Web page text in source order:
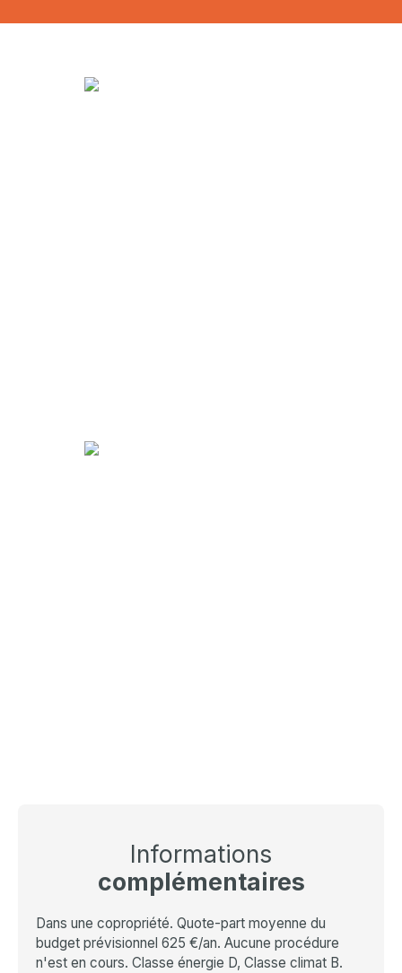
Informations
complémentaires
Dans une copropriété. Quote-part moyenne du
budget prévisionnel 625 €/an. Aucune procédure
n'est en cours. Classe énergie D, Classe climat B.